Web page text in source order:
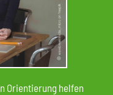
Orientierung helfen